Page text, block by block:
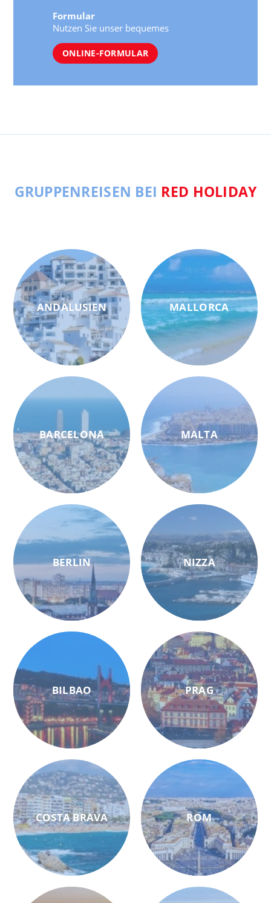
Formular
Nutzen Sie unser bequemes
ONLINE-FORMULAR
GRUPPENREISEN BEI RED HOLIDAY
ANDALUSIEN
BARCELONA
BERLIN
BILBAO
COSTA BRAVA
MALLORCA
MALTA
NIZZA
PRAG
ROM